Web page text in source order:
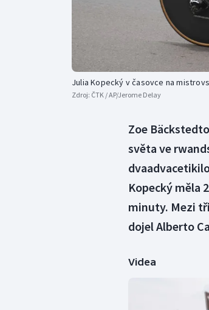
Julia Kopecký v časovce na
Zdroj: ČTK / AP/Jerome Delay
Zoe
světa ve
Kopecký měla
minuty. Mezi
dojel Alberto
Videa